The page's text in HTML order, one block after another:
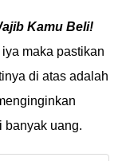
Kamu Beli!
maka pastikan
di atas adalah
banyak uang.